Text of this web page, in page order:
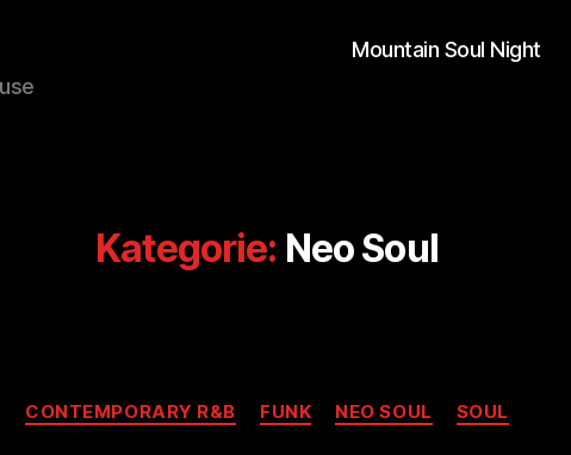
Mountain Soul Night
Kategorie: Neo Soul
Kategorien
CONTEMPORARY R&B FUNK NEO SOUL SOUL